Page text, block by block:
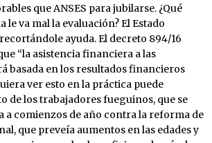
que ANSES para jubilarse. ¿Qué
le va mal la evaluación? El Estado
ayuda. El decreto 894/16
“la asistencia financiera a las
basada en los resultados financieros
ver esto en la práctica puede
de los trabajadores fueguinos, que se
a comienzos de año contra la reforma de
que preveía aumentos en las edades y